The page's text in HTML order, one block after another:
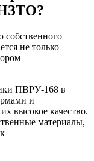
не только
ПВРУ-168 в
и
высокое качество.
материалы,